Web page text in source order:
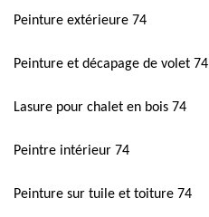
Peinture extérieure 74
Peinture et décapage de volet 74
Lasure pour chalet en bois 74
Peintre intérieur 74
Peinture sur tuile et toiture 74